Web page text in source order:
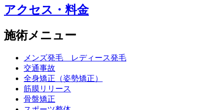
アクセス・料金
施術メニュー
メンズ発毛 レディース発毛
交通事故
全身矯正（姿勢矯正）
筋膜リリース
骨盤矯正